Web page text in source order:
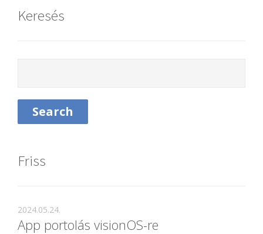
Keresés
Friss
App portolás visionOS-re
2024.05.24.